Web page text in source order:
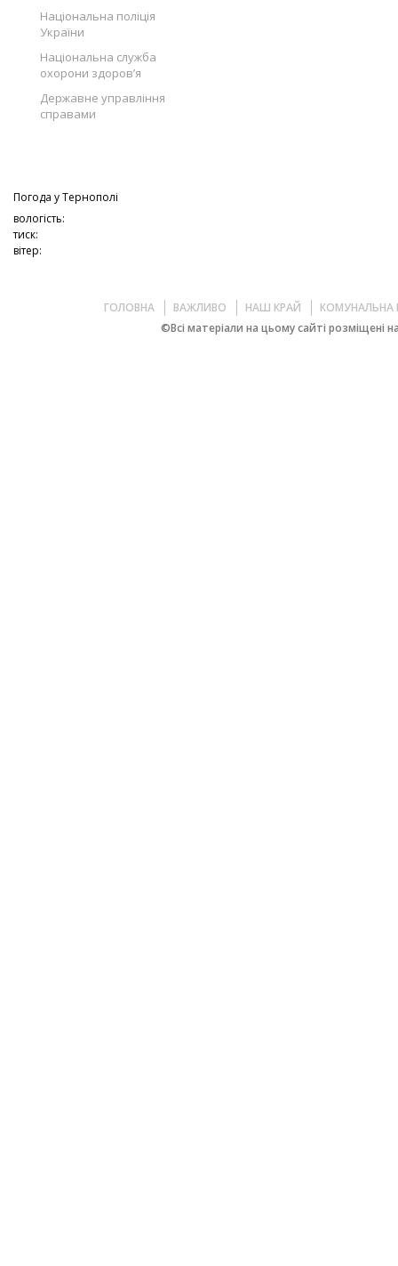
Національна поліція
України
Національна служба
охорони здоров’я
Державне управління
справами
Погода уТернополі
вологість:
тиск:
вітер:
ГОЛОВНА ВАЖЛИВО НАШ КРАЙ
КОМУНАЛЬНА
©Всі матеріали на цьому сайті розміщені